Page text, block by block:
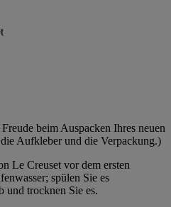
beim Auspacken Ihres neuen
Aufkleber und die Verpackung.)
Le Creuset vor dem ersten
spülen Sie es
und trocknen Sie es.